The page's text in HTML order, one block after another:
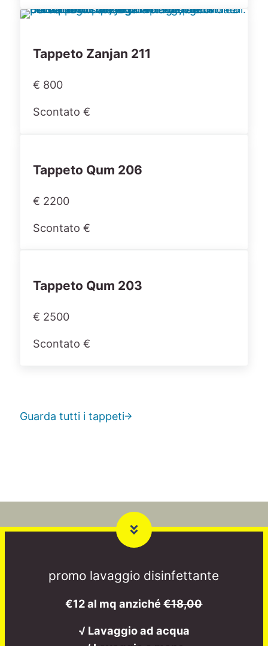
Tappeto Zanjan 211
€ 800
Scontato €
Tappeto Qum 206
€ 2200
Scontato €
Tappeto Qum 203
€ 2500
Scontato €
Guarda tutti i tappeti
promo lavaggio disinfettante
€12 al mq anziché€18,00
√ Lavaggio ad acqua